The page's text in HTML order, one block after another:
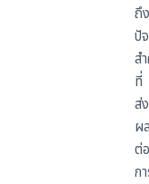
ถึง
ปั
ส
ที่
ส่ง
ผ
ต่อ
ก